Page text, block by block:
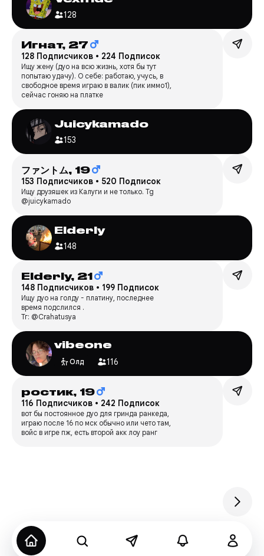
128
Игнат, 27
128 Подписчиков • 224 Подписок
Ищу жену (дуо на всю жизнь, хотя бы тут
попытаю удачу). О себе: работаю, учусь, в
свободное время играю в валик (пик иммо1),
сейчас гоняю на платке
Juicykamado
153
ファントム, 19
153 Подписчиков • 520 Подписок
Ищу друзяшек из Калуги и не только. Tg
@juicykamado
Elderly
148
Elderly, 21
148 Подписчиков • 199 Подписок
Ищу дуо на голду - платину, последнее
время подслился .
Тг: @Crahatusya
vibeone
Олд 116
ростик, 19
116 Подписчиков • 242 Подписок
вот бы постоянное дуо для гринда ранкеда,
играю после 16 по мск обычно или чето там,
войс в игре пж, есть второй акк лоу ранг